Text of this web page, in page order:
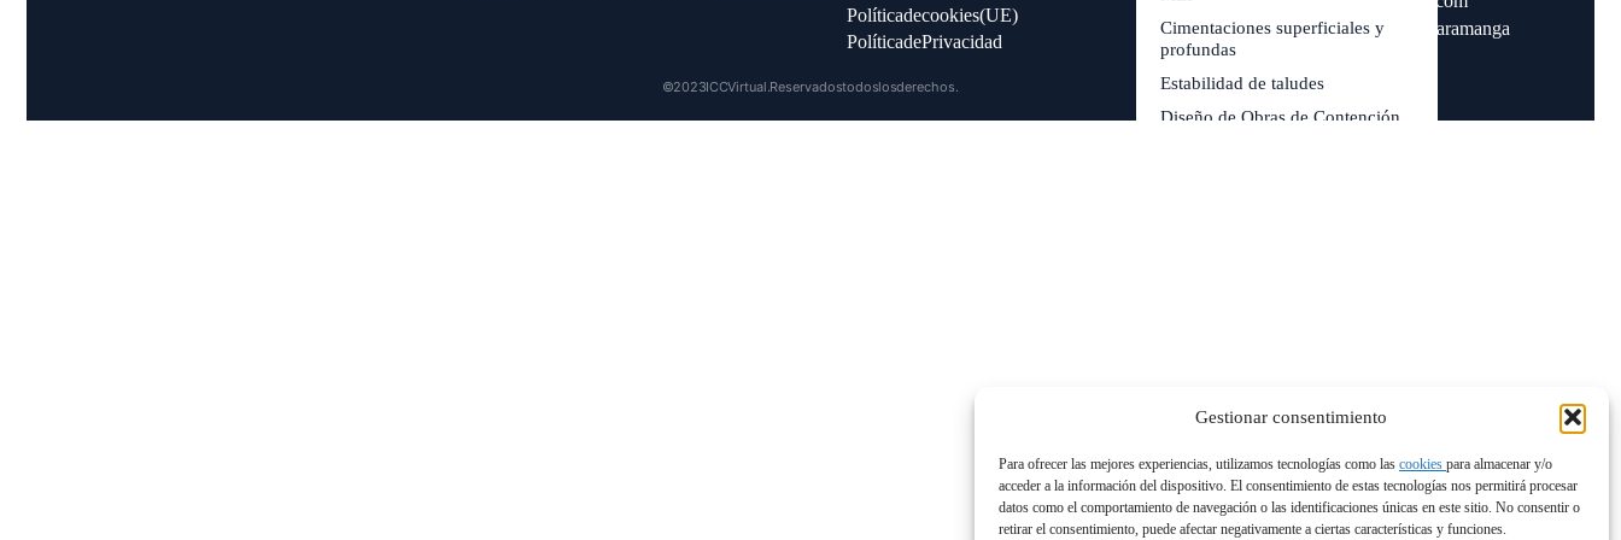
Gestionar consentimiento
Para ofrecer las mejores experiencias, utilizamos tecnologías como las cookies para almacenar y/o
acceder a la información del dispositivo. El consentimiento de estas tecnologías nos permitirá procesar
datos como el comportamiento de navegación o las identificaciones únicas en este sitio. No consentir o
retirar el consentimiento, puede afectar negativamente a ciertas características y funciones.
Cimentaciones superficiales y
profundas
Estabilidad de taludes
Diseño de Obras de Contención
Política de cookies (UE)
Política de Privacidad
Calle 17 # 32C - 14 Bucaramanga
© 2023 ICC Virtual. Reservados todos los derechos.